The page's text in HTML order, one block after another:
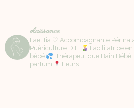
olaissance
Laëtitia ♡ Accompagnante
Puériculture D.E.
Facilitatrice
bébé
Thérapeutique Bain Bébé
partum
Feurs